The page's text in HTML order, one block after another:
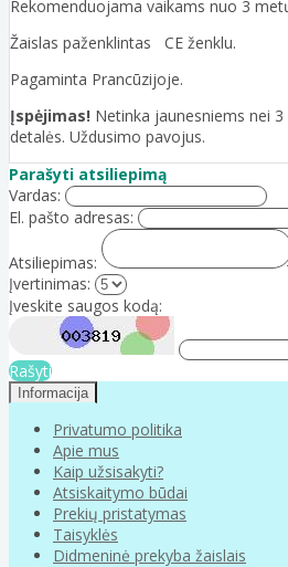
Rekomenduojama vaikams nuo 3
Žaislas paženklintas CE ženklu.
Pagaminta Prancūzijoje.
Įspėjimas! Netinka jaunesniems nei
detalės. Uždusimo pavojus.
Parašyti atsiliepimą
Vardas:
El. pašto adresas:
Atsiliepimas:
Įvertinimas:
Įveskite saugos kodą:
Rašyti
Informacija
Privatumo politika
Apie mus
Kaip užsisakyti?
Atsiskaitymo būdai
Prekių pristatymas
Taisyklės
Didmeninė prekyba žaislais